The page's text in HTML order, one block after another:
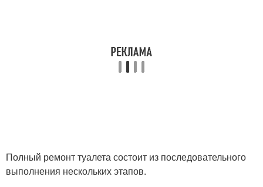
Полный ремонт туалета состоит из последовательного
выполнения нескольких этапов.